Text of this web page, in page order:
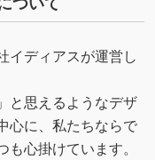
イディアスが運営し
と思えるようなデザ
心に、私たちならで
心掛けています。